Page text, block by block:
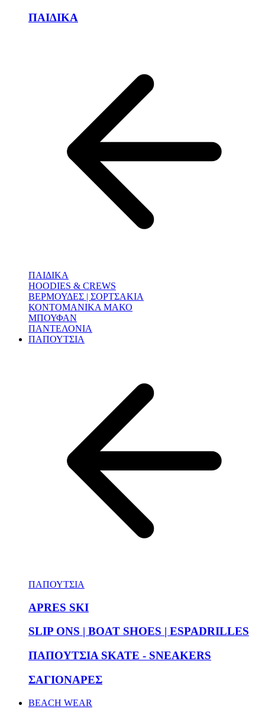
ΠΑΙΔΙΚΑ
ΠΑΙΔΙΚΑ
HOODIES & CREWS
ΒΕΡΜΟΥΔΕΣ | ΣΟΡΤΣΑΚΙΑ
ΚΟΝΤΟΜΑΝΙΚΑ ΜΑΚΟ
ΜΠΟΥΦΑΝ
ΠΑΝΤΕΛΟΝΙΑ
ΠΑΠΟΥΤΣΙΑ
ΠΑΠΟΥΤΣΙΑ
APRES SKI
SLIP ONS | BOAT SHOES | ESPADRILLES
ΠΑΠΟΥΤΣΙΑ SKATE - SNEAKERS
ΣΑΓΙΟΝΑΡΕΣ
BEACH WEAR